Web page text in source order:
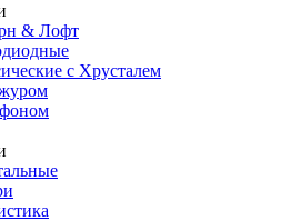
& Лофт
с Хрусталем